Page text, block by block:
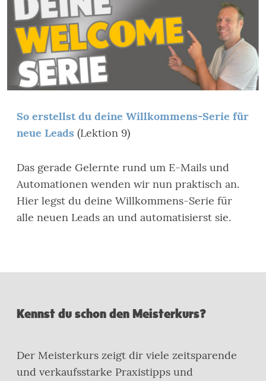
So erstellst du deine Willkommens-Serie für
neue Leads (Lektion 9)
Das gerade Gelernte rund um E-Mails und
Automationen wenden wir nun praktisch an.
Hier legst du deine Willkommens-Serie für
alle neuen Leads an und automatisierst sie.
Kennst du schon den Meisterkurs?
Der Meisterkurs zeigt dir viele zeitsparende
und verkaufsstarke Praxistipps und